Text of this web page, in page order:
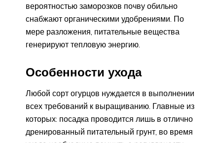
вероятностью заморозков почву обильно
снабжают органическими удобрениями. По
мере разложения, питательные вещества
генерируют тепловую энергию.
Особенности ухода
Любой сорт огурцов нуждается в выполнении
всех требований к выращиванию. Главные из
которых: посадка проводится лишь в отлично
дренированный питательный грунт, во время